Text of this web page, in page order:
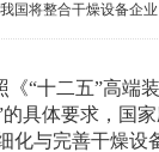
我国将整合干燥设备企业
“十二五”高端
的具体要求，国
化与完善干燥设